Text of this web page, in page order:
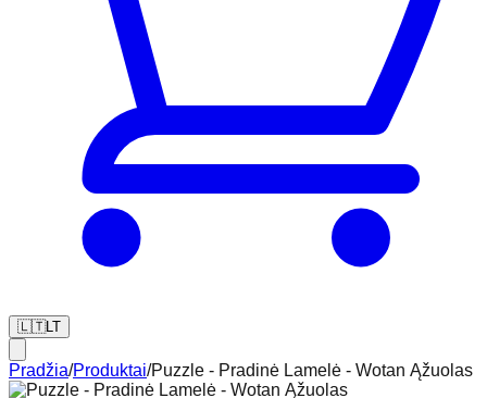
🇱🇹LT
Pradžia/Produktai/Puzzle - Pradinė Lamelė - Wotan Ąžuolas